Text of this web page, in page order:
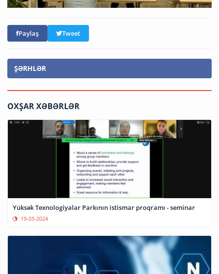
Paylaş Tweet
ŞƏRHLƏR
OXŞAR XƏBƏRLƏR
Yüksək Texnologiyalar Parkının istismar proqramı - seminar
19-03-2024